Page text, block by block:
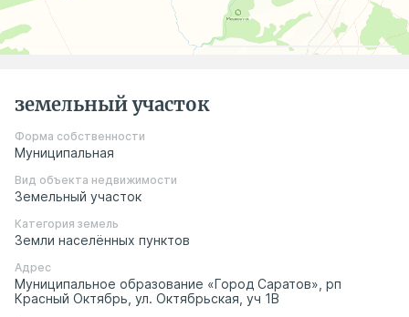
земельный участок
Форма собственности
Муниципальная
Вид объекта недвижимости
Земельный участок
Категория земель
Земли населённых пунктов
Адрес
Муниципальное образование «Город Саратов», рп
Красный Октябрь, ул. Октябрьская, уч 1В